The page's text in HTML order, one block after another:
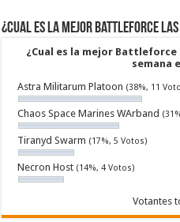
¿Cual es la mejor Battleforce las
¿Cual es la mejor
semana
Astra Militarum Platoon (38%, 11
Chaos Space Marines WArband
Tiranyd Swarm (17%, 5 Votos)
Necron Host (14%, 4 Votos)
Votantes